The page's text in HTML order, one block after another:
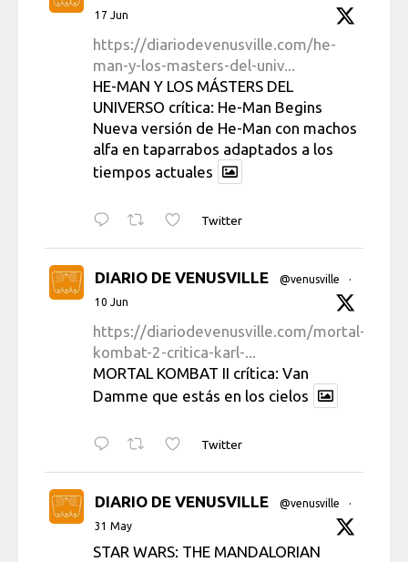
17 Jun
https://diariodevenusville.com/he-
man-y-los-masters-del-univ...
HE-MAN Y LOS MÁSTERS DEL
UNIVERSO crítica: He-Man Begins
Nueva versión de He-Man con machos
alfa en taparrabos adaptados a los
tiempos actuales
Twitter
DIARIO DE VENUSVILLE @venusville
·
10 Jun
https://diariodevenusville.com/mortal-
kombat-2-critica-karl-...
MORTAL KOMBAT II crítica: Van
Damme que estás en los cielos
Twitter
DIARIO DE VENUSVILLE @venusville
·
31 May
STAR WARS: THE MANDALORIAN